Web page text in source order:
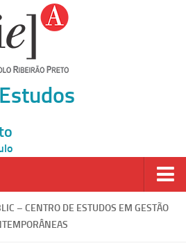
– CENTRO DE ESTUDOS EM GESTÃO